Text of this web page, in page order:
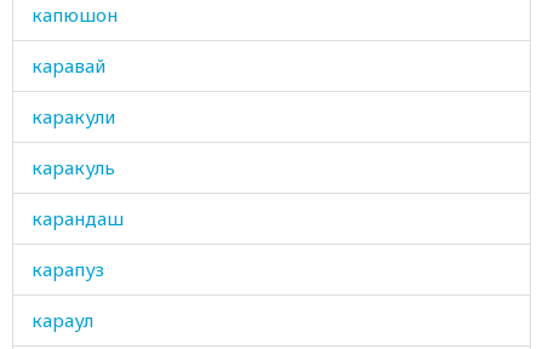
капюшон
каравай
каракули
каракуль
карандаш
карапуз
караул